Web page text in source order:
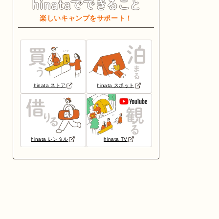
楽しいキャンプをサポート！
hinata ストア hinata スポット
hinata レンタル hinata TV